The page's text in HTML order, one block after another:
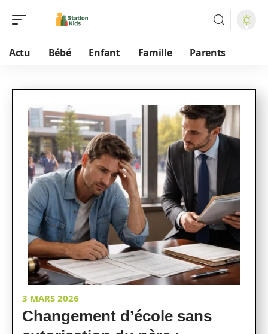
Actu Bébé Enfant Famille Parents
3 MARS 2026
Changement d’école sans